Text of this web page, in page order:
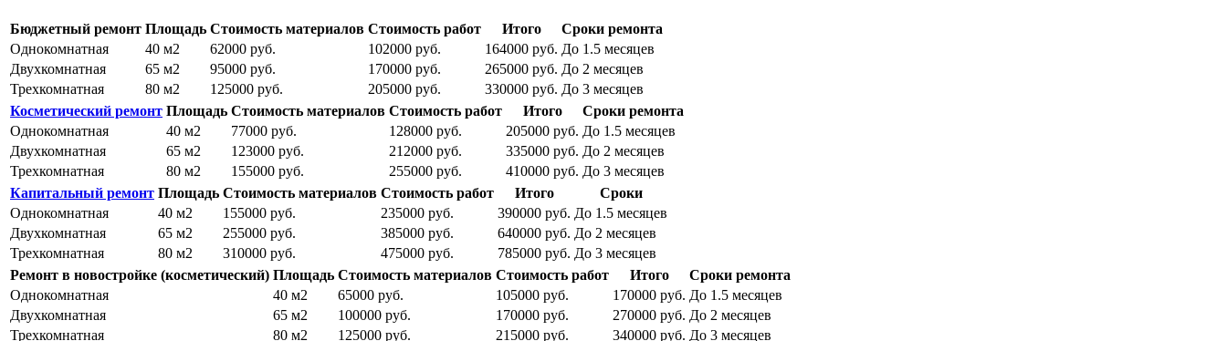
Бюджетный ремонт Площадь Стоимость материалов Стоимость работ Итого
Сроки ремонта
Однокомнатная
40 м2 62000 руб. 102000 руб. 164000 руб. До 1.5 месяцев
Двухкомнатная
65 м2 95000 руб. 170000 руб. 265000 руб. До 2 месяцев
Трехкомнатная
80 м2 125000 руб. 205000 руб. 330000 руб. До 3 месяцев
Косметический ремонт Площадь Стоимость материалов Стоимость работ Итого
Сроки ремонта
Однокомнатная
40 м2 77000 руб. 128000 руб. 205000 руб. До 1.5 месяцев
Двухкомнатная
65 м2 123000 руб. 212000 руб. 335000 руб. До 2 месяцев
Трехкомнатная
80 м2 155000 руб. 255000 руб. 410000 руб. До 3 месяцев
Капитальный ремонт Площадь Стоимость материалов Стоимость работ Итого
Сроки
Однокомнатная
40 м2 155000 руб. 235000 руб. 390000 руб. До 1.5 месяцев
Двухкомнатная
65 м2 255000 руб. 385000 руб. 640000 руб. До 2 месяцев
Трехкомнатная
80 м2 310000 руб. 475000 руб. 785000 руб. До 3 месяцев
Ремонт в новостройке (косметический) Площадь Стоимость материалов Стоимость работ Итого
Сроки ремонта
Однокомнатная
40 м2 65000 руб. 105000 руб. 170000 руб. До 1.5 месяцев
Двухкомнатная
65 м2 100000 руб. 170000 руб. 270000 руб. До 2 месяцев
Трехкомнатная
80 м2 125000 руб. 215000 руб. 340000 руб. До 3 месяцев